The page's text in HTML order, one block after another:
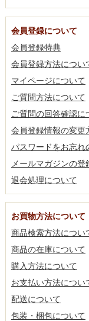
会員登録について
会員登録特典
会員登録方法につい
マイページについて
ご質問方法について
ご質問の回答確認に
会員登録情報の変更
パスワードをお忘れ
メールマガジンの登
退会処理について
お買物方法について
商品検索方法につい
商品の在庫について
購入方法について
お支払い方法につい
配送について
包装・梱包について